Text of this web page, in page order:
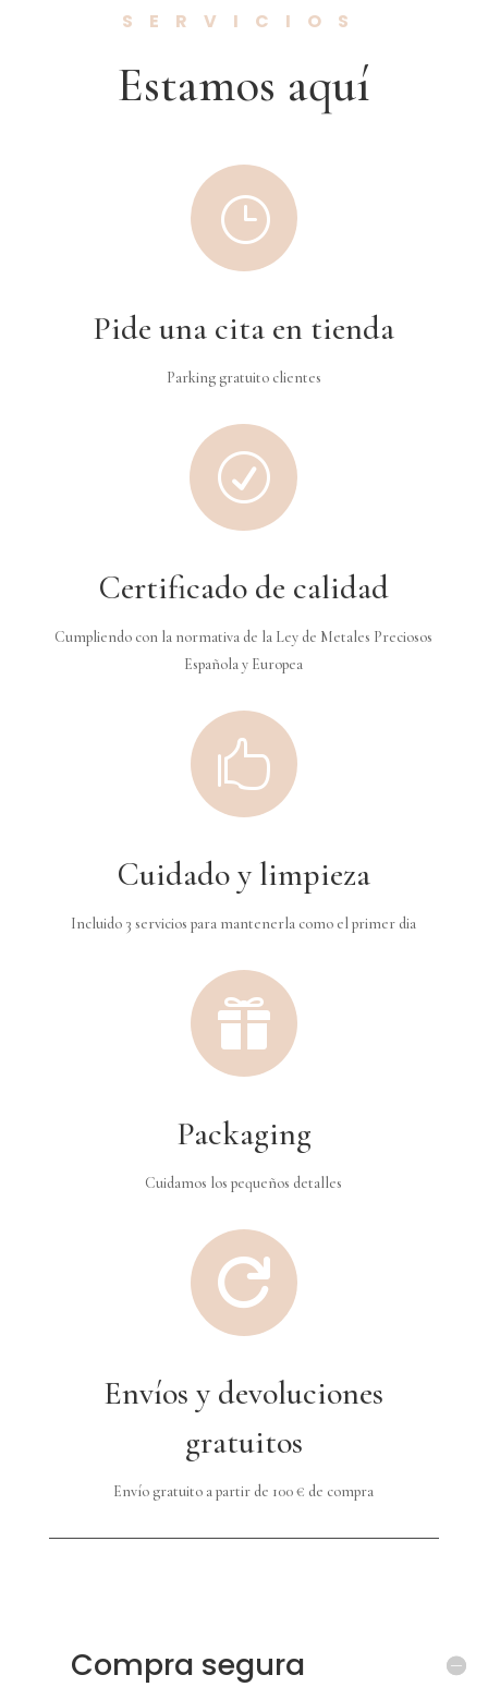
SERVICIOS
Estamos aquí
}
Pide una cita en tienda
Parking gratuito clientes
R
Certificado de calidad
Cumpliendo con la normativa de la Ley de Metales Preciosos
Española y Europea

Cuidado y limpieza
Incluido 3 servicios para mantenerla como el primer dia

Packaging
Cuidamos los pequeños detalles

Envíos y devoluciones
gratuitos
Envío gratuito a partir de 100 € de compra
Compra segura